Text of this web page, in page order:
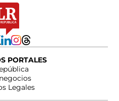
PORTALES
Legales